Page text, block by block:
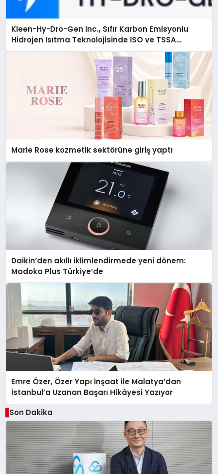
Kleen-Hy-Dro-Gen Inc., Sıfır Karbon Emisyonlu
Hidrojen Isıtma Teknolojisinde ISO ve TSSA
Düzenleyici Onaylarını Aldı
Marie Rose kozmetik sektörüne giriş yaptı
Daikin’den akıllı iklimlendirmede yeni dönem:
Madoka Plus Türkiye’de
Emre Özer, Özer Yapı İnşaat ile Malatya’dan
İstanbul’a Uzanan Başarı Hikâyesi Yazıyor
Son Dakika